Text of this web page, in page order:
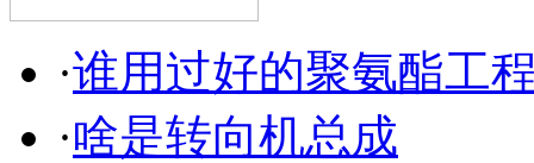
·谁用过好的聚氨酯工
·啥是转向机总成